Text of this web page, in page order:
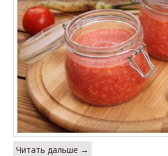
Читать дальше →